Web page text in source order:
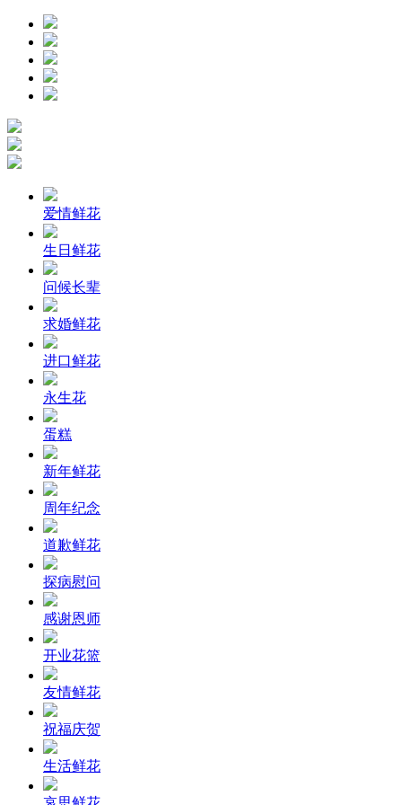
爱情鲜花
生日鲜花
问候长辈
求婚鲜花
进口鲜花
永生花
蛋糕
新年鲜花
周年纪念
道歉鲜花
探病慰问
感谢恩师
开业花篮
友情鲜花
祝福庆贺
生活鲜花